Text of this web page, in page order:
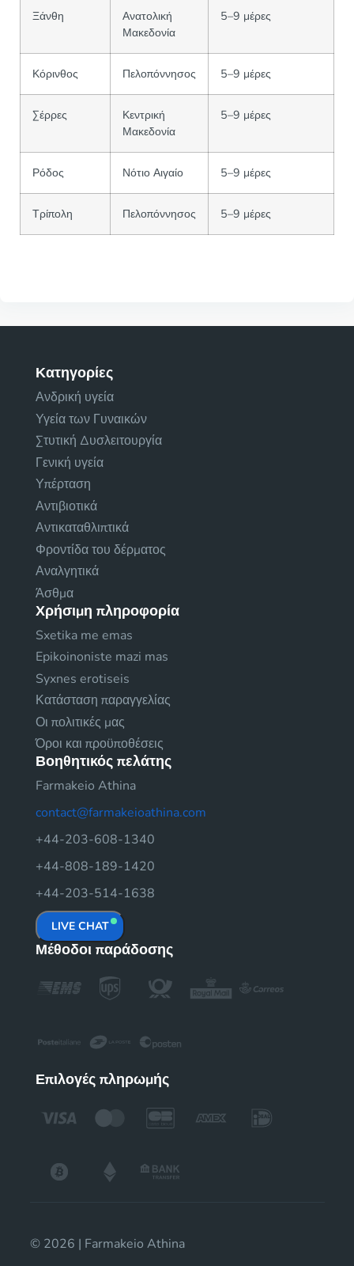
Ξάνθη
Ανατολική
Μακεδονία
5–9 μέρες
Κόρινθος Πελοπόννησος 5–9 μέρες
Σέρρες
Κεντρική
Μακεδονία
5–9 μέρες
Ρόδος Νότιο Αιγαίο 5–9 μέρες
Τρίπολη Πελοπόννησος 5–9 μέρες
Κατηγορίες
Ανδρική υγεία
Υγεία των Γυναικών
Στυτική Δυσλειτουργία
Γενική υγεία
Υπέρταση
Αντιβιοτικά
Αντικαταθλιπτικά
Φροντίδα του δέρματος
Αναλγητικά
Άσθμα
Χρήσιμη πληροφορία
Sxetika me emas
Epikoinoniste mazi mas
Syxnes erotiseis
Κατάσταση παραγγελίας
Οι πολιτικές μας
Όροι και προϋποθέσεις
Βοηθητικός πελάτης
Farmakeio Athina
contact@farmakeioathina.com
+44-203-608-1340
+44-808-189-1420
+44-203-514-1638
LIVE CHAT
Μέθοδοι παράδοσης
Επιλογές πληρωμής
© 2026 | Farmakeio Athina